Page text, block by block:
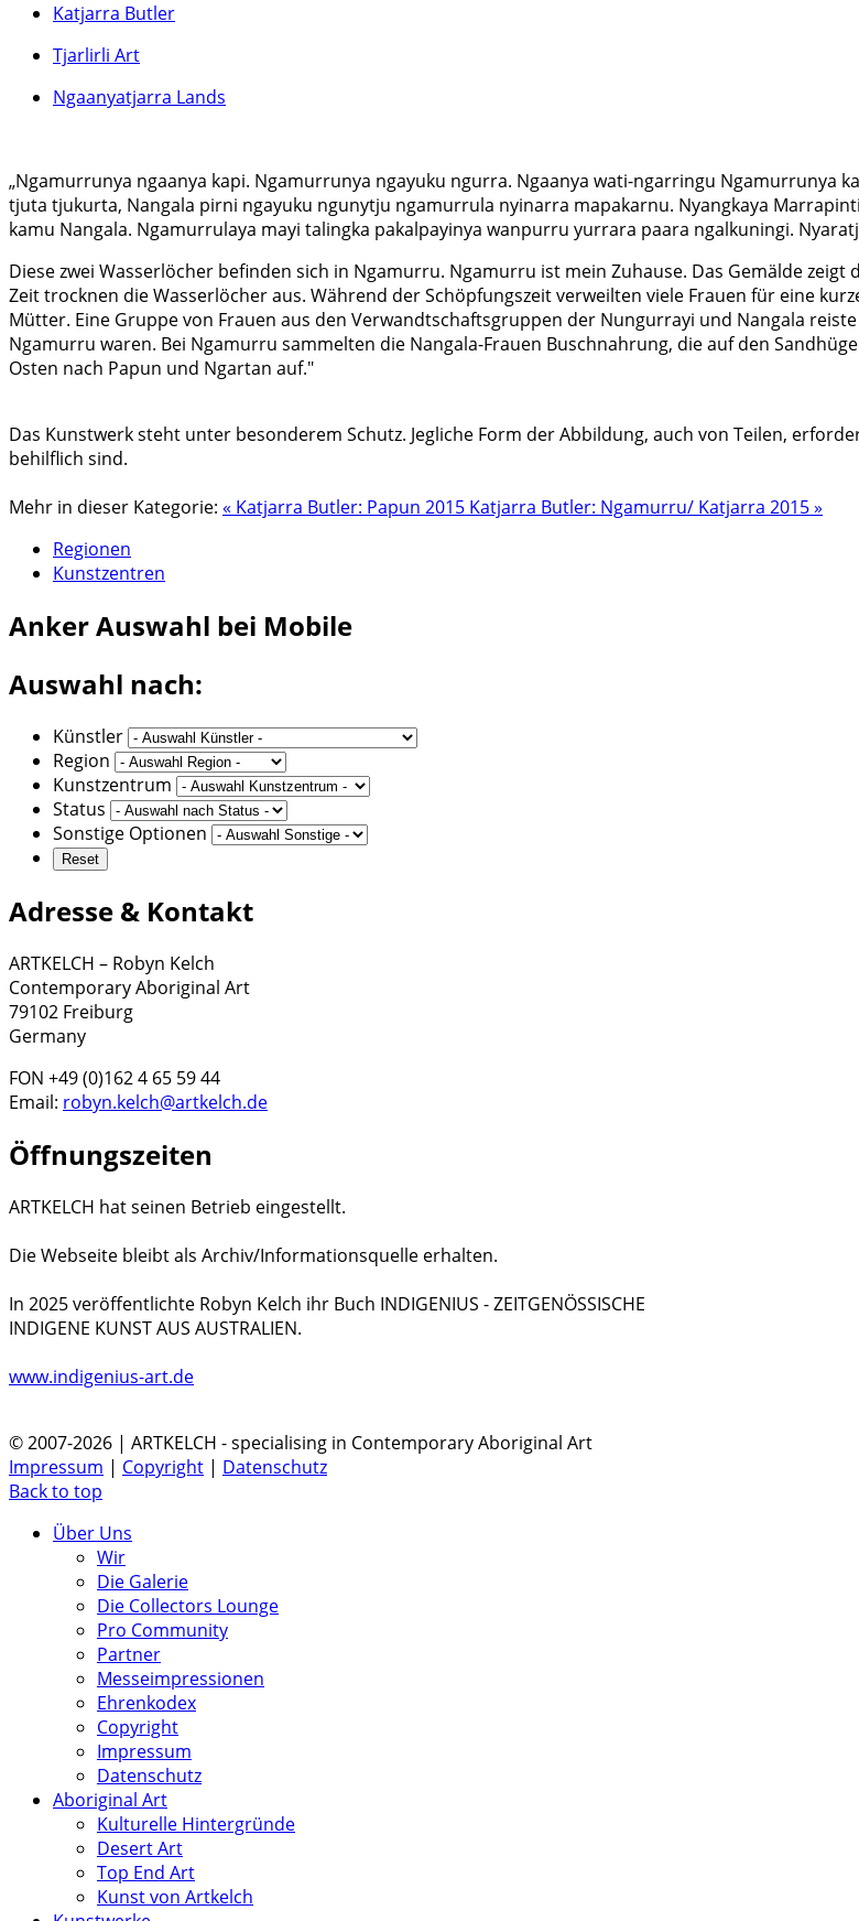
Katjarra Butler
Tjarlirli Art
Ngaanyatjarra Lands
„Ngamurrunya ngaanya kapi. Ngamurrunya ngayuku ngurra. Ngaanya wati-ngarringu Ngamurrunya
tjuta tjukurta, Nangala pirni ngayuku ngunytju ngamurrula nyinarra mapakarnu. Nyangkaya
kamu Nangala. Ngamurrulaya mayi talingka pakalpayinya wanpurru yurrara paara ngalkuningi.
Diese zwei Wasserlöcher befinden sich in Ngamurru. Ngamurru ist mein Zuhause. Das Gemälde
Zeit trocknen die Wasserlöcher aus. Während der Schöpfungszeit verweilten viele Frauen für eine
Mütter. Eine Gruppe von Frauen aus den Verwandtschaftsgruppen der Nungurrayi und Nangala
Ngamurru waren. Bei Ngamurru sammelten die Nangala-Frauen Buschnahrung, die auf den
Osten nach Papun und Ngartan auf."
Das Kunstwerk steht unter besonderem Schutz. Jegliche Form der Abbildung, auch von Teilen,
behilflich sind.
Mehr in dieser Kategorie: « Katjarra Butler: Papun 2015 Katjarra Butler: Ngamurru/ Katjarra 2015 »
Regionen
Kunstzentren
AnkerAuswahl bei Mobile
Auswahl nach:
Künstler
Region
Kunstzentrum
Status
Sonstige Optionen
Adresse & Kontakt
ARTKELCH – Robyn Kelch
Contemporary Aboriginal Art
79102 Freiburg
Germany
FON +49 (0)162 4 65 59 44
Email: robyn.kelch@artkelch.de
Öffnungszeiten
ARTKELCH hat seinen Betrieb eingestellt.
Die Webseite bleibt als Archiv/Informationsquelle erhalten.
In 2025 veröffentlichte Robyn Kelch ihr Buch INDIGENIUS - ZEITGENÖSSISCHE
INDIGENE KUNST AUS AUSTRALIEN.
www.indigenius-art.de
© 2007-2026 | ARTKELCH - specialising in Contemporary Aboriginal Art
Impressum | Copyright | Datenschutz
Back to top
Über Uns
Wir
Die Galerie
Die Collectors Lounge
Pro Community
Partner
Messeimpressionen
Ehrenkodex
Copyright
Impressum
Datenschutz
Aboriginal Art
Kulturelle Hintergründe
Desert Art
Top End Art
Kunst von Artkelch